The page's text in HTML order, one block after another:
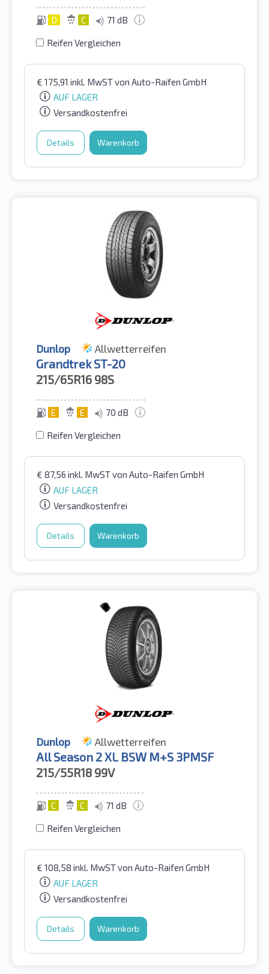
D C 71 dB
Reifen Vergleichen
€ 175,91 inkl. MwSTvon Auto-Raifen GmbH
AUF LAGER
Versandkostenfrei
Details Warenkorb
Dunlop Allwetterreifen
Grandtrek ST-20
215/65R16 98S
E E 70 dB
Reifen Vergleichen
€ 87,56 inkl. MwSTvon Auto-Raifen GmbH
AUF LAGER
Versandkostenfrei
Details Warenkorb
Dunlop Allwetterreifen
All Season 2 XL BSW M+S 3PMSF
215/55R18 99V
C C 71 dB
Reifen Vergleichen
€ 108,58 inkl. MwSTvon Auto-Raifen GmbH
AUF LAGER
Versandkostenfrei
Details Warenkorb